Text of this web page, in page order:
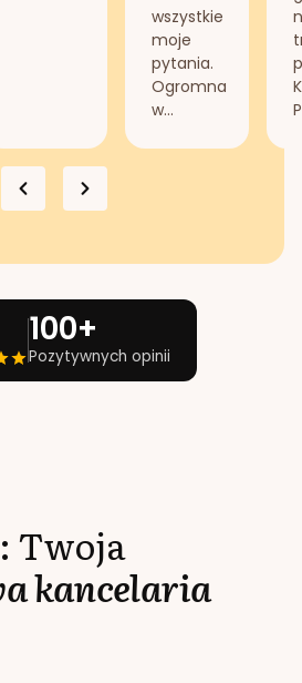
wszystkie
moje
pytania.
Ogromna
w...
100+
Pozytywnych opinii
Twoja
kancelaria